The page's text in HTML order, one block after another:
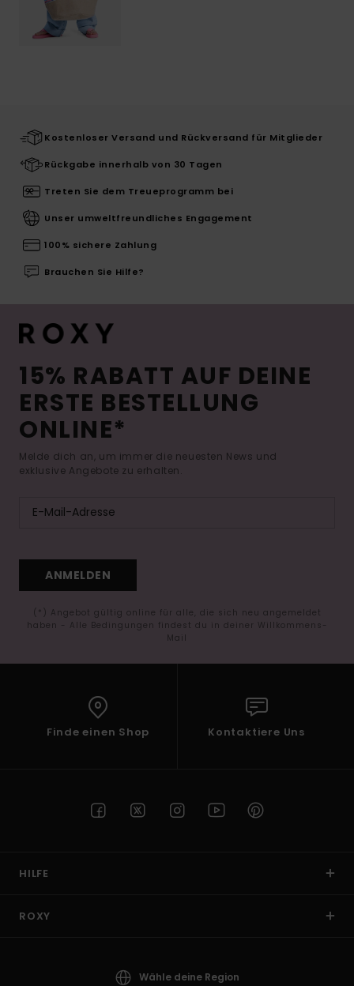
Kostenloser Versand und Rückversand für Mitglieder
Rückgabe innerhalb von 30 Tagen
Treten Sie dem Treueprogramm bei
Unser umweltfreundliches Engagement
100% sichere Zahlung
Brauchen Sie Hilfe?
15% RABATT AUF DEINE
ERSTE BESTELLUNG
ONLINE*
Melde dich an, um immer die neuesten News und
exklusive Angebote zu erhalten.
ANMELDEN
(*) Angebot gültig online für alle, die sich neu angemeldet
haben - Alle Bedingungen findest du in deiner Willkommens-
Mail
Finde einen Shop Kontaktiere Uns
HILFE
ROXY
Wähle deine Region